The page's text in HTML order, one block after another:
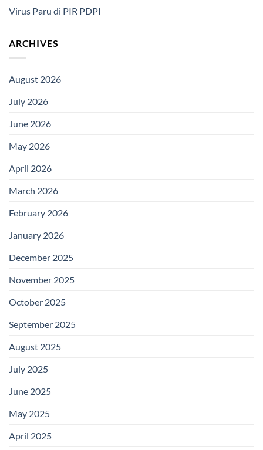
Virus Paru di PIR PDPI
ARCHIVES
August 2026
July 2026
June 2026
May 2026
April 2026
March 2026
February 2026
January 2026
December 2025
November 2025
October 2025
September 2025
August 2025
July 2025
June 2025
May 2025
April 2025